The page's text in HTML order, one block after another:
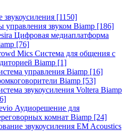
звукоусиления [1150]
управления звуком Biamp [186]
Цифровая медиаплатформа
[76]
Mics Система для общения с
Biamp [1]
управления Biamp [16]
Biamp [53]
звукоусиления Voltera Biamp
Аудиорешение для
комнат Biamp [24]
звукоусиления EM Acoustics